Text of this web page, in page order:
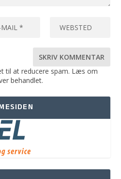
til at reducere spam. Læs om
behandlet.